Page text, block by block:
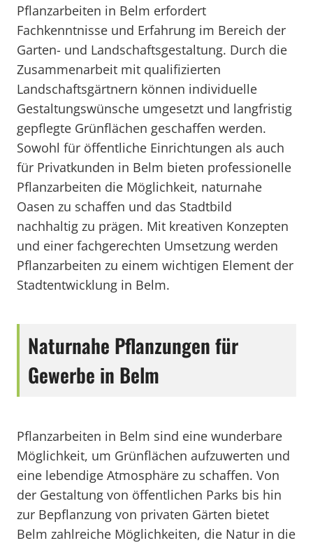
Pflanzarbeiten in Belm erfordert
Fachkenntnisse und Erfahrung im Bereich der
Garten- und Landschaftsgestaltung. Durch die
Zusammenarbeit mit qualifizierten
Landschaftsgärtnern können individuelle
Gestaltungswünsche umgesetzt und langfristig
gepflegte Grünflächen geschaffen werden.
Sowohl für öffentliche Einrichtungen als auch
für Privatkunden in Belm bieten professionelle
Pflanzarbeiten die Möglichkeit, naturnahe
Oasen zu schaffen und das Stadtbild
nachhaltig zu prägen. Mit kreativen Konzepten
und einer fachgerechten Umsetzung werden
Pflanzarbeiten zu einem wichtigen Element der
Stadtentwicklung in Belm.
Naturnahe Pflanzungen für
Gewerbe in Belm
Pflanzarbeiten in Belm sind eine wunderbare
Möglichkeit, um Grünflächen aufzuwerten und
eine lebendige Atmosphäre zu schaffen. Von
der Gestaltung von öffentlichen Parks bis hin
zur Bepflanzung von privaten Gärten bietet
Belm zahlreiche Möglichkeiten, die Natur in die